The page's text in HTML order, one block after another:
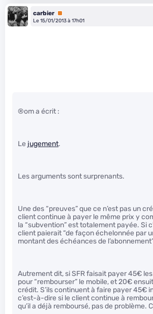
carbier Premium
Le 15/01/2013 à 17h01
®om a écrit :
Le jugement.
Les arguments sont surprenants.
Une des “preuves” que ce n’est pas un
client continue à payer le même prix y
la “subvention” est totalement payée. Si
client paierait “de façon échelonnée par
montant des échéances de
Autrement dit, si SFR faisait payer 45€
pour “rembourser” le mobile, et 20€
crédit. S’ils continuent à faire payer 45€
c’est-à-dire si le client continue à
qu’il a déjà remboursé, pas de problème.